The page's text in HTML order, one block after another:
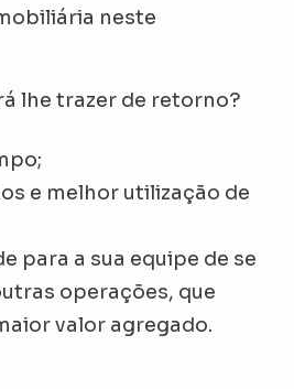
neste
lhe trazer de retorno?
e melhor utilização de
para a sua equipe de se
operações, que
valor agregado.